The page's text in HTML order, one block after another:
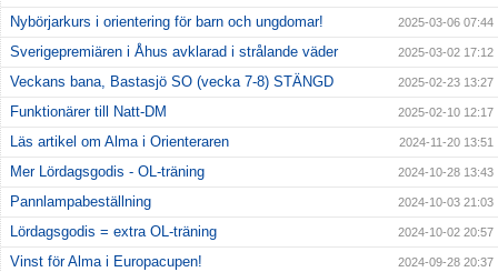
Nybörjarkurs i orientering för barn och ungdomar!
2025-03-06 07:44
Sverigepremiären i Åhus avklarad i strålande väder 2025-03-02 17:12
Veckans bana, Bastasjö SO (vecka 7-8) STÄNGD 2025-02-23 13:27
Funktionärer till Natt-DM 2025-02-10 12:17
Läs artikel om Alma i Orienteraren 2024-11-20 13:51
Mer Lördagsgodis - OL-träning 2024-10-28 13:43
Pannlampabeställning 2024-10-03 21:03
Lördagsgodis = extra OL-träning 2024-10-02 20:57
Vinst för Alma i Europacupen! 2024-09-28 20:37